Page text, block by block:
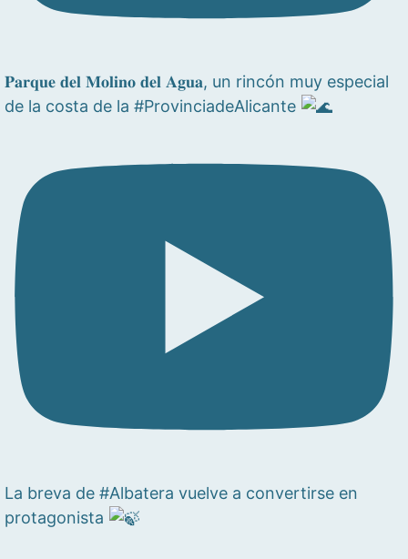
𝐏𝐚𝐫𝐪𝐮𝐞 𝐝𝐞𝐥 𝐌𝐨𝐥𝐢𝐧𝐨 𝐝𝐞𝐥 𝐀𝐠𝐮𝐚, un rincón muy especial
de la costa de la #ProvinciadeAlicante
La breva de #Albatera vuelve a convertirse en
protagonista